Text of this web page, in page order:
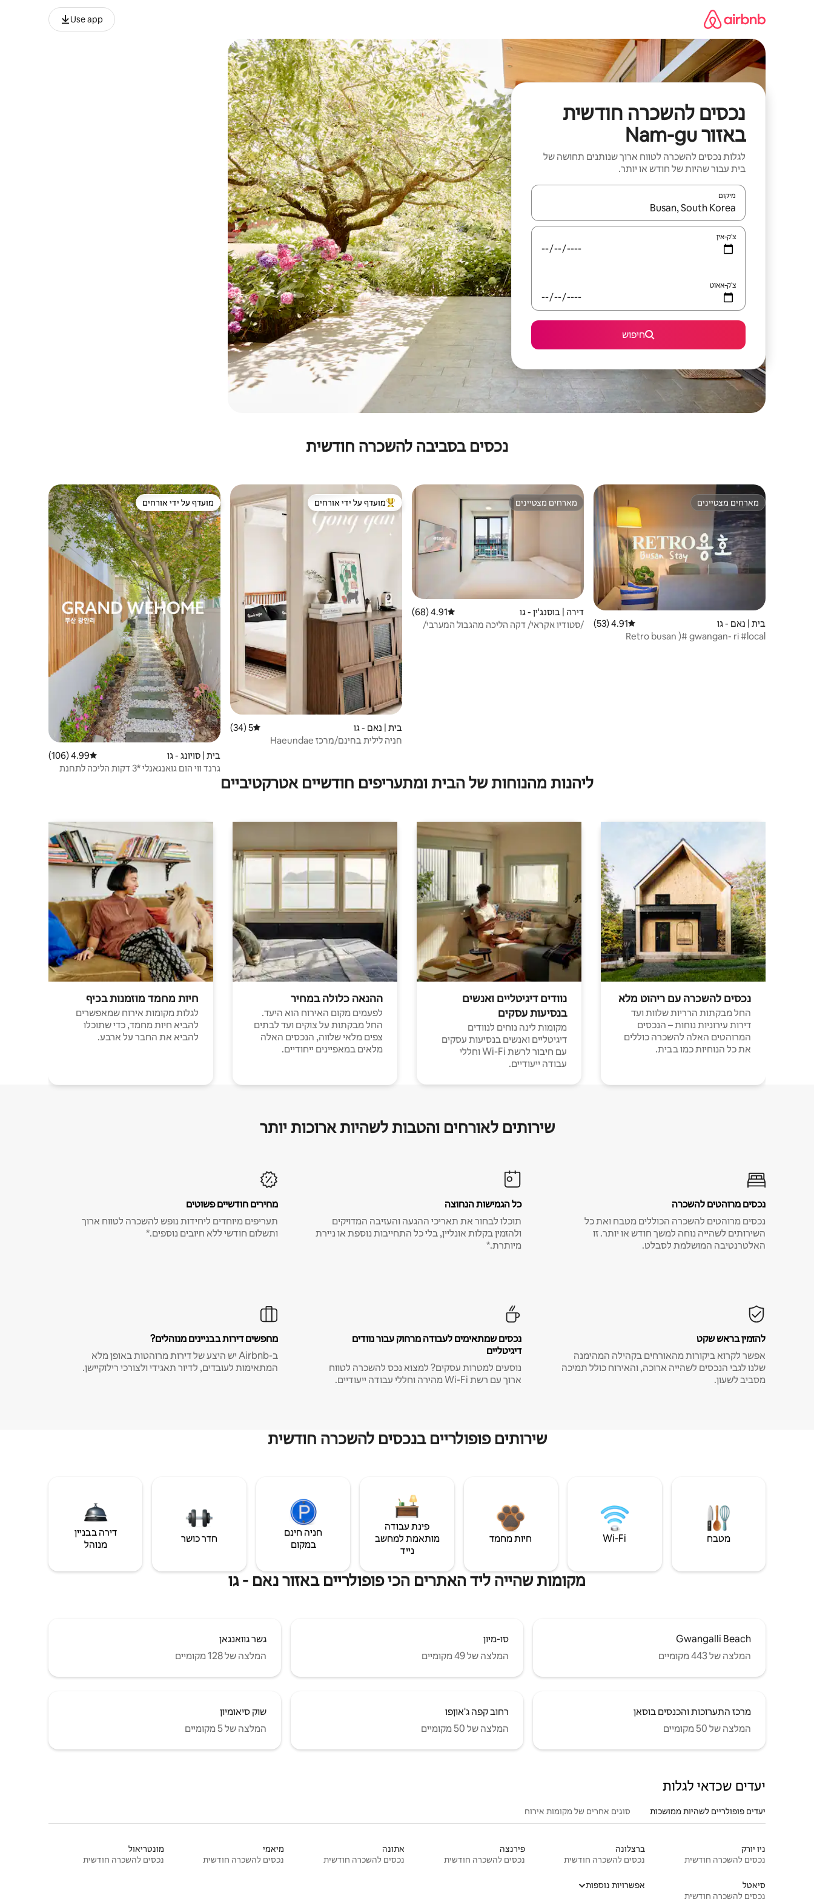
Use app
נכסים להשכרה חודשית
באזור Nam-gu
לגלות נכסים להשכרה לטווח ארוך שנותנים תחושה של
בית עבור שהיות של חודש או יותר.
מיקום
כאשר התוצאות יהיו זמינות, יש לנווט עם מקשי החיצים למעלה ולמטה או לעיין בעזרת תנועות מגע או החלקה.
צ'ק-אין
צ'ק-אאוט
חיפוש
נכסים בסביבה להשכרה חודשית
מארחים מצטיינים
מארחים מצטיינים
בית | נאם - גו דירוג ממוצע של 4.91 מתוך 5, 53 ביקורות
4.91 (53)
Retro busan )# gwangan- ri #local
מארחים מצטיינים
מארחים מצטיינים
דירה | בוסנג'ין - גו דירוג ממוצע של 4.91 מתוך 5, 68 ביקורות
4.91 (68)
/סטודיו אקראי/ דקה הליכה מהגבול המערבי/
מוביל בקרב נכסים מועדפים על ידי אורחים
מועדף על ידי אורחים
בית | נאם - גו דירוג ממוצע של 5 מתוך 5, 34 ביקורות
5 (34)
חניה לילית בחינם/מרכז Haeundae
מועדף על ידי אורחים
מועדף על ידי אורחים
בית | סויונג - גו דירוג ממוצע של 4.99 מתוך 5, 106 ביקורות
4.99 (106)
גרנד ווי הום גואנגאנלי *3 דקות הליכה לתחנת
ליהנות מהנוחות של הבית ומתעריפים חודשיים אטרקטיביים
נכסים להשכרה עם ריהוט מלא
החל מבקתות הרריות שלוות ועד
דירות עירוניות נוחות – הנכסים
המרוהטים האלה להשכרה כוללים
את כל הנוחיות כמו בבית.
נוודים דיגיטליים ואנשים
בנסיעות עסקים
מקומות לינה נוחים לנוודים
דיגיטליים ואנשים בנסיעות עסקים
עם חיבור לרשת Wi-Fi וחללי
עבודה ייעודיים.
ההנאה כלולה במחיר
לפעמים מקום האירוח הוא היעד.
החל מבקתות על צוקים ועד לבתים
צפים מלאי שלווה, הנכסים האלה
מלאים במאפיינים ייחודיים.
חיות מחמד מוזמנות בכיף
לגלות מקומות אירוח שמאפשרים
להביא חיות מחמד, כדי שתוכלו
להביא את החבר על ארבע.
שירותים לאורחים והטבות לשהיות ארוכות יותר
נכסים מרוהטים להשכרה
נכסים מרוהטים להשכרה הכוללים מטבח ואת כל
השירותים לשהייה נוחה למשך חודש או יותר. זו
האלטרנטיבה המושלמת לסבלט.
כל הגמישות הנחוצה
תוכלו לבחור את תאריכי ההגעה והעזיבה המדויקים
ולהזמין בקלות אונליין, בלי כל התחייבות נוספת או ניירת
מיותרת.*
מחירים חודשיים פשוטים
תעריפים מיוחדים ליחידות נופש להשכרה לטווח ארוך
ותשלום חודשי ללא חיובים נוספים.*
להזמין בראש שקט
אפשר לקרוא ביקורות מהאורחים בקהילה המהימנה
שלנו לגבי הנכסים לשהייה ארוכה, והאירוח כולל תמיכה
מסביב לשעון.
נכסים שמתאימים לעבודה מרחוק עבור נוודים
דיגיטליים
נוסעים למטרות עסקים? למצוא נכס להשכרה לטווח
ארוך עם רשת Wi-Fi מהירה וחללי עבודה ייעודיים.
מחפשים דירות בבניינים מנוהלים?
ב-Airbnb יש היצע של דירות מרוהטות באופן מלא
המתאימות לעובדים, לדיור תאגידי ולצורכי רילוקיישן.
שירותים פופולריים בנכסים להשכרה חודשית
מטבח Wi‑Fi חיות מחמד
פינת עבודה
מותאמת למחשב
נייד
חניה חינם
במקום
חדר כושר
דירה בבניין
מנוהל
מקומות שהייה ליד האתרים הכי פופולריים באזור נאם - גו
Gwangalli Beach
המלצה של 443 מקומיים
סו-מיון
המלצה של 49 מקומיים
גשר גוואנגאן
המלצה של 128 מקומיים
מרכז התערוכות והכנסים בוסאן
המלצה של 50 מקומיים
רחוב קפה ג'אוןפו
המלצה של 50 מקומיים
שוק סיאומיון
המלצה של 5 מקומיים
יעדים שכדאי לגלות
יעדים פופולריים לשהיות ממושכות סוגים אחרים של מקומות אירוח
ניו יורק
נכסים להשכרה חודשית
ברצלונה
נכסים להשכרה חודשית
פירנצה
נכסים להשכרה חודשית
אתונה
נכסים להשכרה חודשית
מיאמי
נכסים להשכרה חודשית
מונטריאול
נכסים להשכרה חודשית
סיאטל
נכסים להשכרה חודשית
אפשרויות נוספות